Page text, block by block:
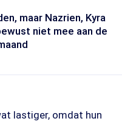
maar Nazrien, Kyra
niet mee aan de
lastiger, omdat hun